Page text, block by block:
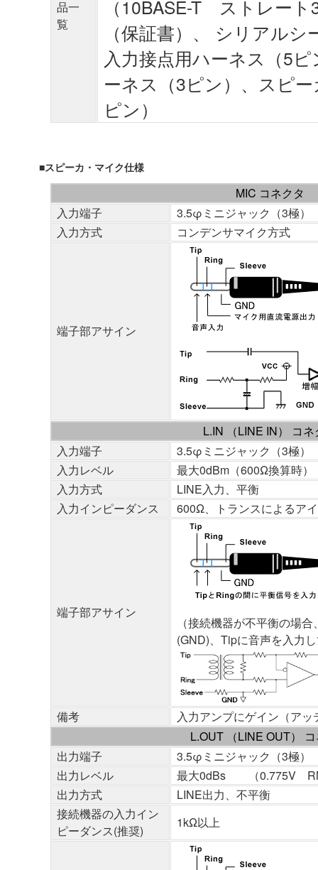
品一
覧
（10BASE-T ストレー
（保証書）、 シリアル
入力接点用ハーネス（5
ーネス（3ピン）、スピ
ピン）
■スピーカ・マイク仕様
MIC コネクタ
入力端子
3.5φミニジャック（3極）
入力方式
コンデンサマイク方式
端子部アサイン
L.IN （LINE IN） コネ
入力端子
3.5φミニジャック（3極）
入力レベル
最大0dBm（600Ω換算時
入力方式
LINE入力、平衡
入力インピーダンス
600Ω、トランスによるア
端子部アサイン
（接続機器が不平衡の場
(GND)、Tipに音声を入力
備考
入力アンプにゲイン（ア
L.OUT （LINE OUT）
出力端子
3.5φミニジャック（3極）
出力レベル
最大0dBs （0.775V
出力方式
LINE出力、不平衡
接続機器の入力イン
ピーダンス(推奨)
1kΩ以上